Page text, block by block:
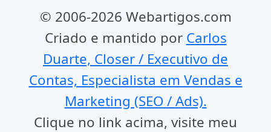
© 2006-2026 Webartigos.com
Criado e mantido por Carlos
Duarte, Closer / Executivo de
Contas, Especialista em Vendas e
Marketing (SEO / Ads).
Clique no link acima, visite meu